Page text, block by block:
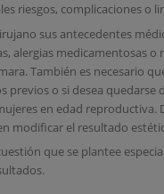
riesgos, complicaciones o
sus antecedentes
alergias medicamentosas
También es necesario
previos o si desea quedarse
en edad reproductiva.
modificar el resultado
que se plantee